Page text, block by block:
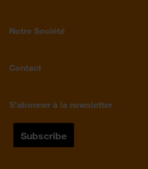
Notre Société
Contact
S’abonner à la newsletter